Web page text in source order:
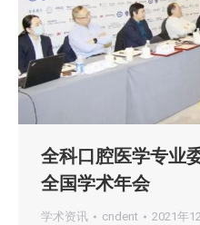
全科口腔医学专业
全国学术年会
学术资讯 cndent 2021年